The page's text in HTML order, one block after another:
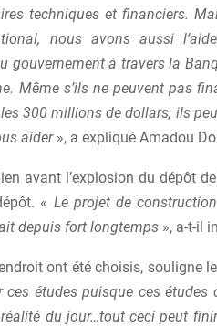
techniques et financiers.
nous avons aussi
gouvernement à travers la
Même s’ils ne peuvent pas
300 millions de dollars, ils
aider», a expliqué Amadou
avant l’explosion du dépôt
« Le projet de
depuis fort longtemps », a-t-il
ont été choisis, souligne
études puisque ces
du jour…tout ceci peut